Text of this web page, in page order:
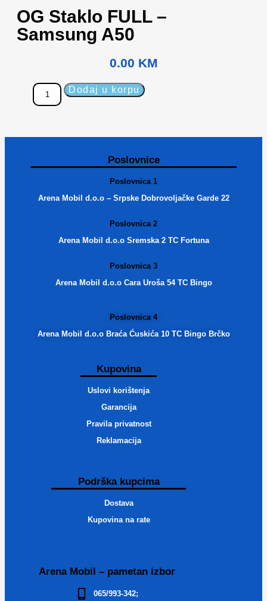
OG Staklo FULL –
Samsung A50
0.00 KM
Dodaj u korpu
Poslovnice
Poslovnica 1
Arena Mobil d.o.o – Srpske Dobrovoljačke Garde 22
Poslovnica 2
Arena Mobil d.o.o Sremska 2 TC Fortuna
Poslovnica 3
Arena Mobil d.o.o Cara Uroša 54 TC Bingo
Poslovnica 4
Arena Mobil d.o.o Braća Ćuskića 10 TC Bingo Brčko
Kupovina
Uslovi korištenja
Garancija
Pravila privatnost
Reklamacija
Podrška kupcima
Dostava
Kupovina na rate
Arena Mobil – pametan izbor
065/993-342;